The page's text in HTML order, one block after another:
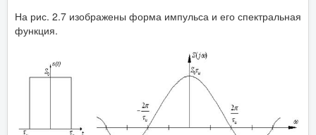
На рис. 2.7 изображены форма импульса и его спектральная
функция.